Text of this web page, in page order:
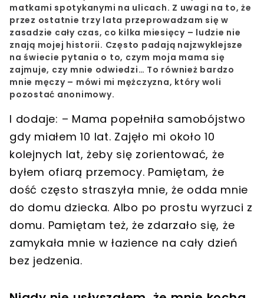
matkami spotykanymi na ulicach. Z uwagi na to, że
przez ostatnie trzy lata przeprowadzam się w
zasadzie cały czas, co kilka miesięcy – ludzie nie
znają mojej historii. Często padają najzwyklejsze
na świecie pytania o to, czym moja mama się
zajmuje, czy mnie odwiedzi… To również bardzo
mnie męczy – mówi mi mężczyzna, który woli
pozostać anonimowy.
I dodaje: – Mama popełniła samobójstwo
gdy miałem 10 lat. Zajęło mi około 10
kolejnych lat, żeby się zorientować, że
byłem ofiarą przemocy. Pamiętam, że
dość często straszyła mnie, że odda mnie
do domu dziecka. Albo po prostu wyrzuci z
domu. Pamiętam też, że zdarzało się, że
zamykała mnie w łazience na cały dzień
bez jedzenia.